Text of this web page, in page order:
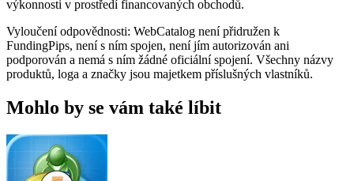
výkonnosti v prostředí financovaných obchodů.
Vyloučení odpovědnosti: WebCatalog není přidružen k
FundingPips, není s ním spojen, není jím autorizován ani
podporován a nemá s ním žádné oficiální spojení. Všechny názvy
produktů, loga a značky jsou majetkem příslušných vlastníků.
Mohlo by se vám také líbit